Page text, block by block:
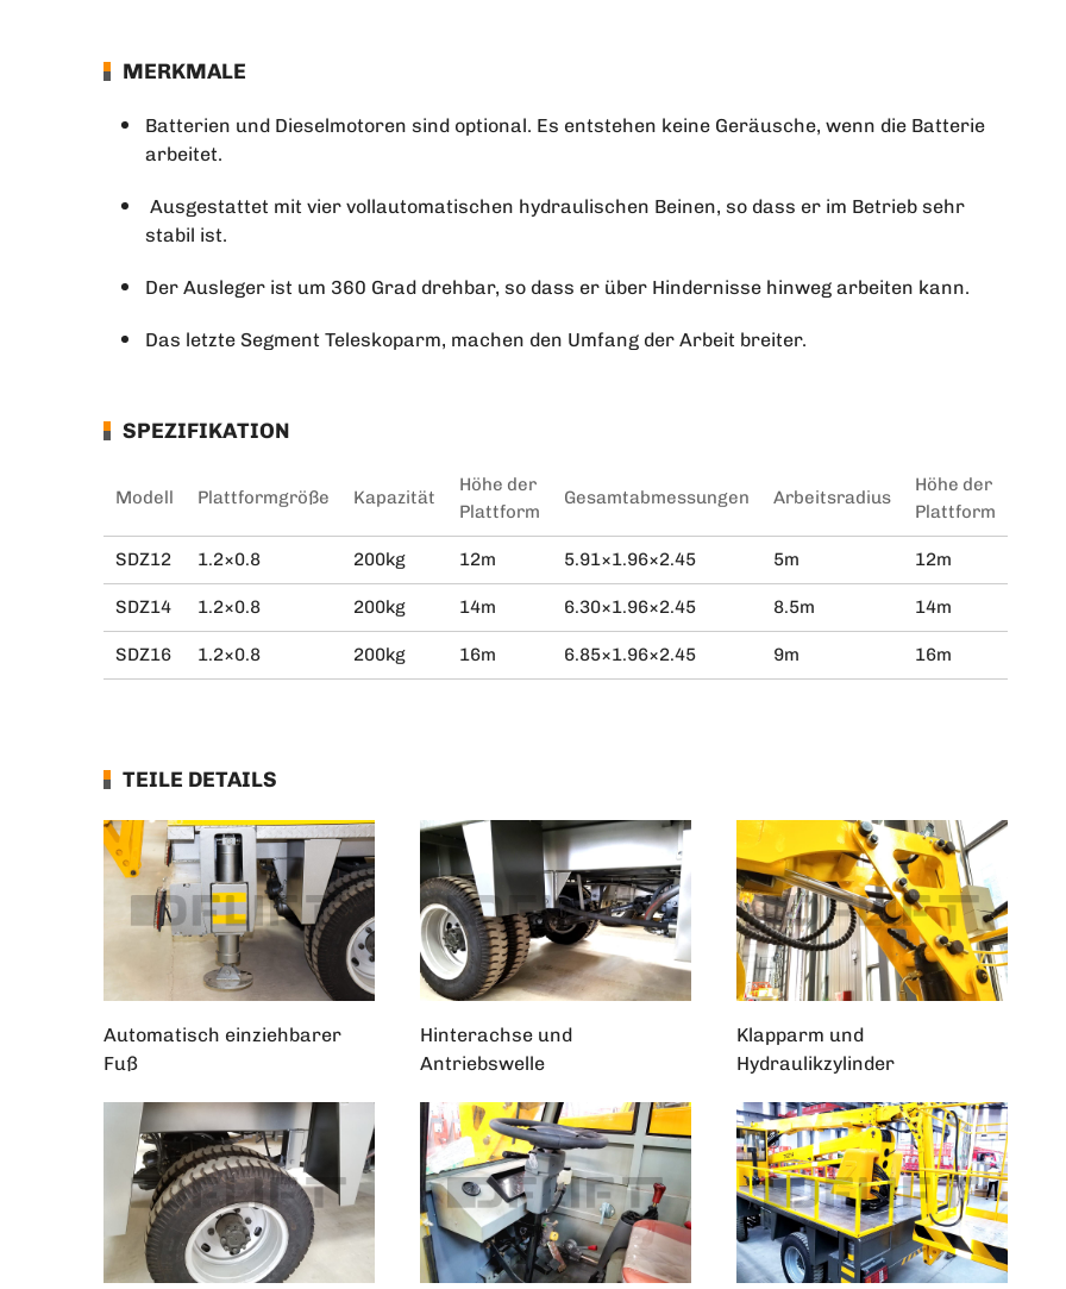
MERKMALE
Batterien und Dieselmotoren sind optional. Es entstehen keine Geräusche, wenn die Batterie
arbeitet.
Ausgestattet mit vier vollautomatischen hydraulischen Beinen, so dass er im Betrieb sehr
stabil ist.
Der Ausleger ist um 360 Grad drehbar, so dass er über Hindernisse hinweg arbeiten kann.
Das letzte Segment Teleskoparm, machen den Umfang der Arbeit breiter.
SPEZIFIKATION
Modell Plattformgröße Kapazität
Höhe der
Plattform
Gesamtabmessungen Arbeitsradius
Höhe der
Plattform
SDZ12 1.2×0.8 200kg 12m 5.91×1.96×2.45 5m 12m
SDZ14 1.2×0.8 200kg 14m 6.30×1.96×2.45 8.5m 14m
SDZ16 1.2×0.8 200kg 16m 6.85×1.96×2.45 9m 16m
TEILE DETAILS
Automatisch einziehbarer
Fuß
Hinterachse und
Antriebswelle
Klapparm und
Hydraulikzylinder